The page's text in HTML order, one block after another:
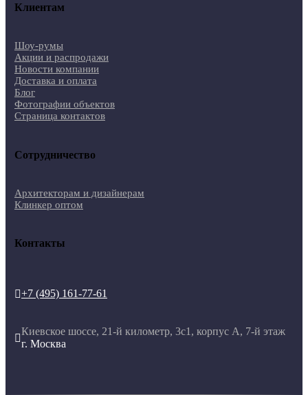
Клиентам
Шоу-румы
Акции и распродажи
Новости компании
Доставка и оплата
Блог
Фотографии объектов
Страница контактов
Сотрудничество
Архитекторам и дизайнерам
Клинкер оптом
Контакты
+7 (495) 161-77-61

Киевское шоссе, 21-й километр, 3с1, корпус А, 7-й этаж
г. Москва